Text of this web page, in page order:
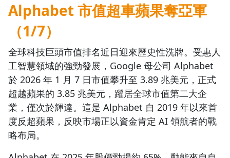
Alphabet 市值超車蘋果奪亞軍
（1/7）
全球科技巨頭市值排名近日迎來歷史性洗牌。受惠人
工智慧領域的強勁發展，Google 母公司 Alphabet
於 2026 年 1 月 7 日市值攀升至 3.89 兆美元，正式
超越蘋果的 3.85 兆美元，躍居全球市值第二大企
業，僅次於輝達。這是 Alphabet 自 2019 年以來首
度反超蘋果，反映市場正以資金肯定 AI 領航者的戰
略布局。